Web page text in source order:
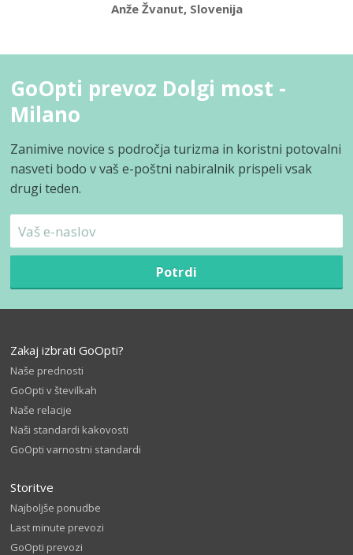
Anže Žvanut, Slovenija
GoOpti prevoz Dolgi most -
Milano
Zanimive novice s področja turizma in koristni potovalni
nasveti bodo v vaš e-poštni nabiralnik prispeli vsak
drugi teden.
Potrdi
Zakaj izbrati GoOpti?
Naše prednosti
GoOpti v številkah
Naše relacije
Naši standardi kakovosti
GoOpti varnostni standardi
Storitve
Najboljše ponudbe
Last minute prevozi
GoOpti prevozi